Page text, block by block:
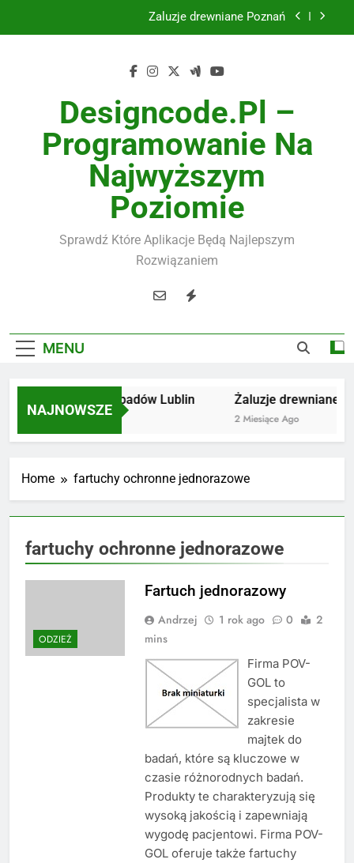
Żaluzje drewniane Poznań
Utylizacja odpadów Lublin
Żaluzje drewniane Poznań
Instalacje elektryczne Gdańsk
Designcode.pl –
Programowanie Na
Najwyższym
Poziomie
Sprawdź Które Aplikacje Będą Najlepszym
Rozwiązaniem
MENU
NAJNOWSZE
Utylizacja odpadów Lublin
2 Miesiące Ago
Żaluzje drewniane
2 Miesiące Ago
Home fartuchy ochronne jednorazowe
fartuchy ochronne jednorazowe
ODZIEŻ
Fartuch jednorazowy
Andrzej 1 rok ago 0
2
mins
Firma POV-
GOL to
specjalista w
zakresie
majtek do
badań, które są kluczowe w
czasie różnorodnych badań.
Produkty te charakteryzują się
wysoką jakością i zapewniają
wygodę pacjentowi. Firma POV-
GOL oferuje także fartuchy